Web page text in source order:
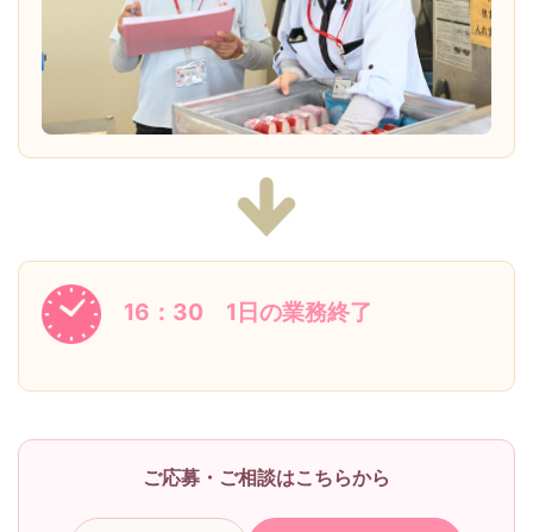
16：30 1日の業務終了
ご応募・ご相談はこちらから